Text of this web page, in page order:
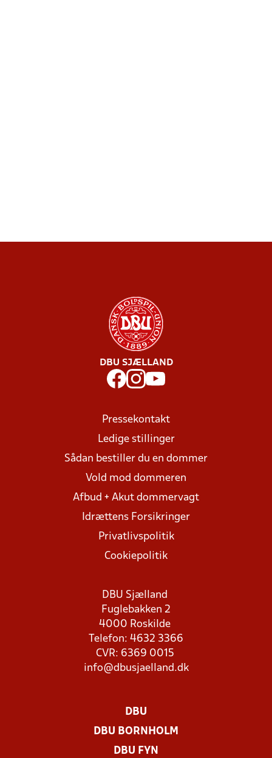
DBU SJÆLLAND
Pressekontakt
Ledige stillinger
Sådan bestiller du en dommer
Vold mod dommeren
Afbud + Akut dommervagt
Idrættens Forsikringer
Privatlivspolitik
Cookiepolitik
DBU Sjælland
Fuglebakken 2
4000 Roskilde
Telefon: 4632 3366
CVR: 6369 0015
info@dbusjaelland.dk
DBU
DBU BORNHOLM
DBU FYN